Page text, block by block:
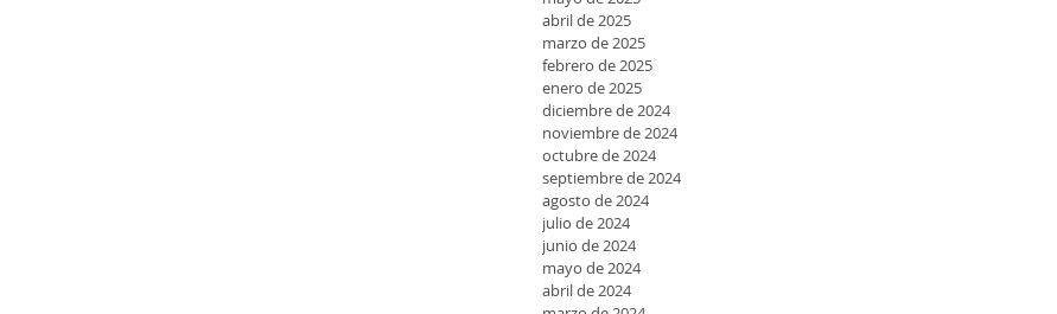
abril de 2025
marzo de 2025
febrero de 2025
enero de 2025
diciembre de 2024
noviembre de 2024
octubre de 2024
septiembre de 2024
agosto de 2024
julio de 2024
junio de 2024
mayo de 2024
abril de 2024